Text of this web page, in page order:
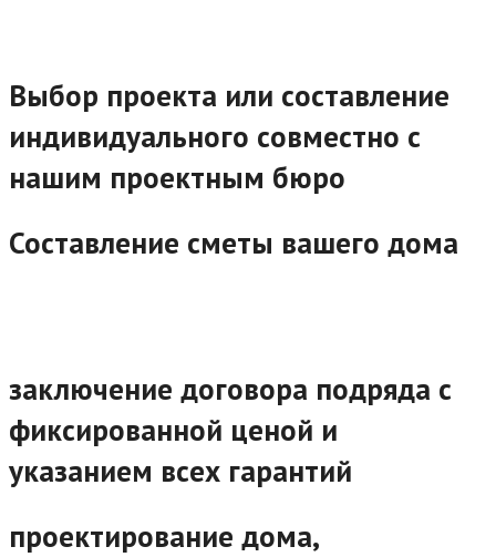
Выбор проекта или составление
индивидуального совместно с
нашим проектным бюро
Составление сметы вашего дома
заключение договора подряда с
фиксированной ценой и
указанием всех гарантий
проектирование дома,